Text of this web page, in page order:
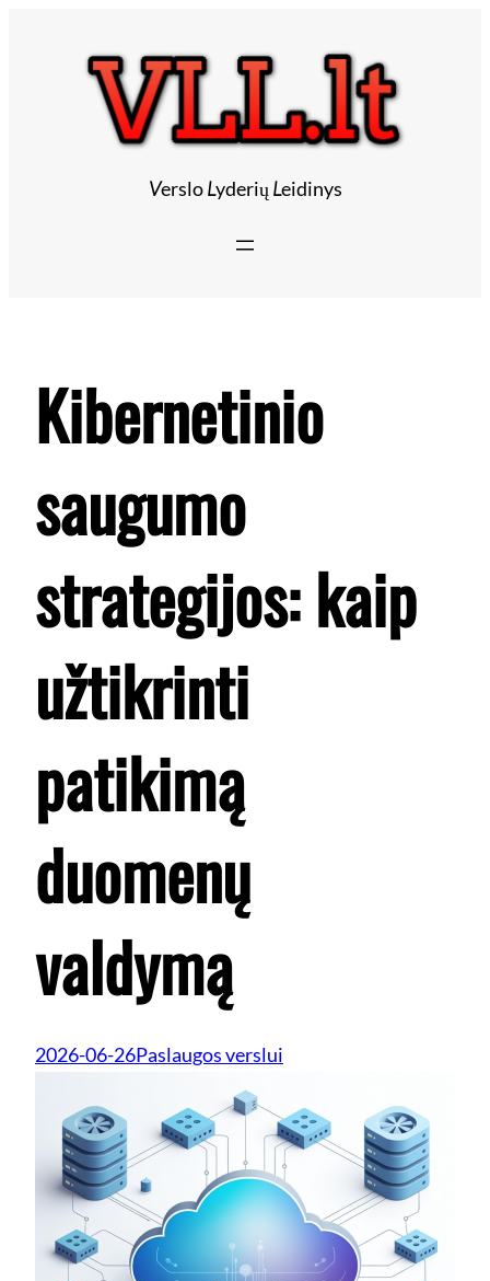
VersloLyderių Leidinys
Kibernetinio
saugumo
strategijos: kaip
užtikrinti
patikimą
duomenų
valdymą
2026-06-26Paslaugos verslui